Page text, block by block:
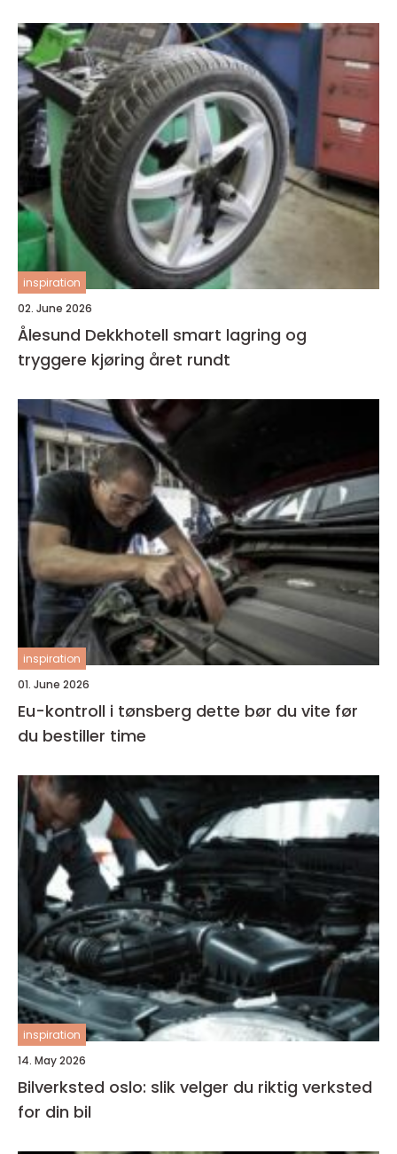
inspiration
02. June 2026
Ålesund Dekkhotell smart lagring og
tryggere kjøring året rundt
inspiration
01. June 2026
Eu-kontroll i tønsberg dette bør du vite før
du bestiller time
inspiration
14. May 2026
Bilverksted oslo: slik velger du riktig verksted
for din bil